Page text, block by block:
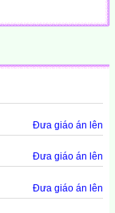
Đưa giáo án lên
Đưa giáo án lên
Đưa giáo án lên